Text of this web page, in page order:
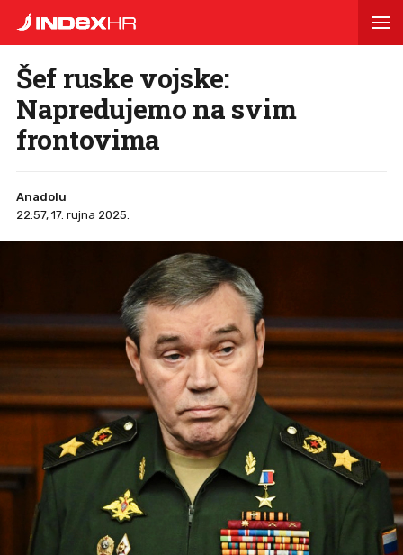
Šef ruske vojske:
Napredujemo na svim
frontovima
Anadolu
22:57, 17. rujna 2025.